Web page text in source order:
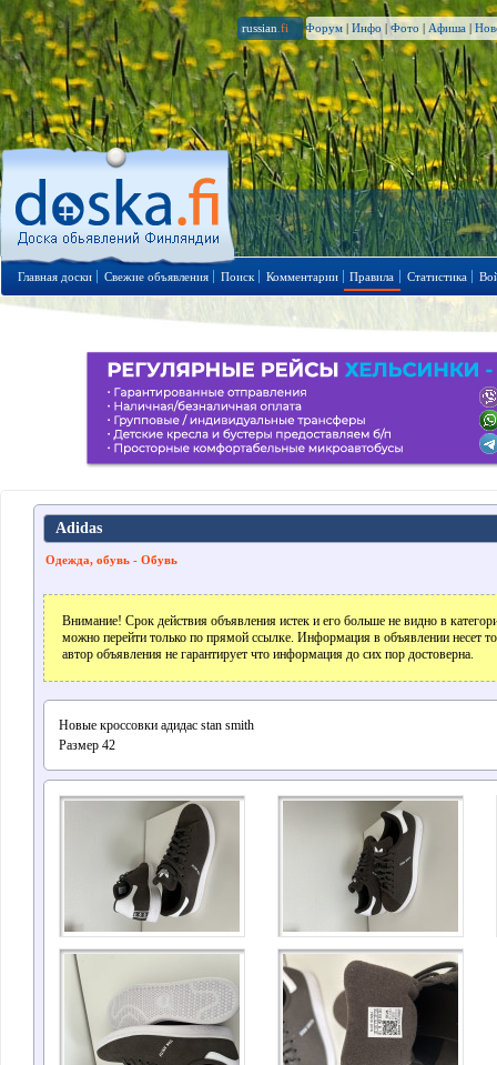
russian .fi Форум | Инфо | Фото | Афиша |
Главная доски Свежие объявления Поиск Комментарии Правила Статистика
Adidas
Одежда, oбувь - Обувь
Внимание! Срок действия объявления истек и его больше не видно в
можно перейти только по прямой ссылке. Информация в объявлении несет
автор объявления не гарантирует что информация до сих пор достоверна.
Новые кроссовки адидас stan smith
Размер 42